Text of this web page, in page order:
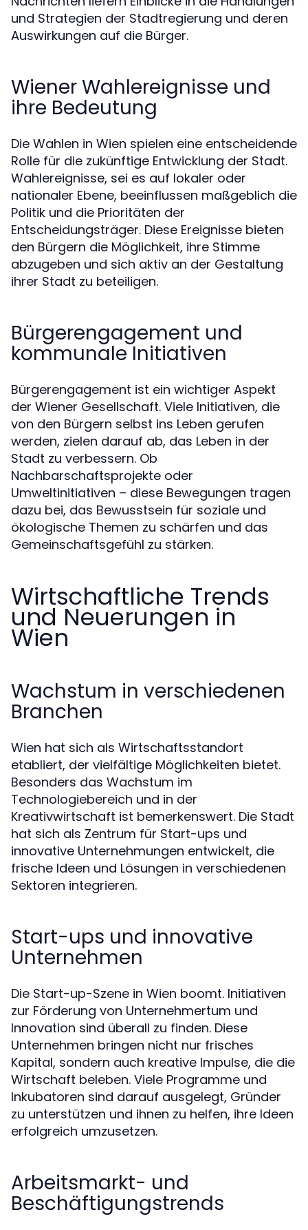
und Strategien der Stadtregierung und deren
Auswirkungen auf die Bürger.
Wiener Wahlereignisse und
ihre Bedeutung
Die Wahlen in Wien spielen eine entscheidende
Rolle für die zukünftige Entwicklung der Stadt.
Wahlereignisse, sei es auf lokaler oder
nationaler Ebene, beeinflussen maßgeblich die
Politik und die Prioritäten der
Entscheidungsträger. Diese Ereignisse bieten
den Bürgern die Möglichkeit, ihre Stimme
abzugeben und sich aktiv an der Gestaltung
ihrer Stadt zu beteiligen.
Bürgerengagement und
kommunale Initiativen
Bürgerengagement ist ein wichtiger Aspekt
der Wiener Gesellschaft. Viele Initiativen, die
von den Bürgern selbst ins Leben gerufen
werden, zielen darauf ab, das Leben in der
Stadt zu verbessern. Ob
Nachbarschaftsprojekte oder
Umweltinitiativen – diese Bewegungen tragen
dazu bei, das Bewusstsein für soziale und
ökologische Themen zu schärfen und das
Gemeinschaftsgefühl zu stärken.
Wirtschaftliche Trends
und Neuerungen in
Wien
Wachstum in verschiedenen
Branchen
Wien hat sich als Wirtschaftsstandort
etabliert, der vielfältige Möglichkeiten bietet.
Besonders das Wachstum im
Technologiebereich und in der
Kreativwirtschaft ist bemerkenswert. Die Stadt
hat sich als Zentrum für Start-ups und
innovative Unternehmungen entwickelt, die
frische Ideen und Lösungen in verschiedenen
Sektoren integrieren.
Start-ups und innovative
Unternehmen
Die Start-up-Szene in Wien boomt. Initiativen
zur Förderung von Unternehmertum und
Innovation sind überall zu finden. Diese
Unternehmen bringen nicht nur frisches
Kapital, sondern auch kreative Impulse, die die
Wirtschaft beleben. Viele Programme und
Inkubatoren sind darauf ausgelegt, Gründer
zu unterstützen und ihnen zu helfen, ihre Ideen
erfolgreich umzusetzen.
Arbeitsmarkt- und
Beschäftigungstrends